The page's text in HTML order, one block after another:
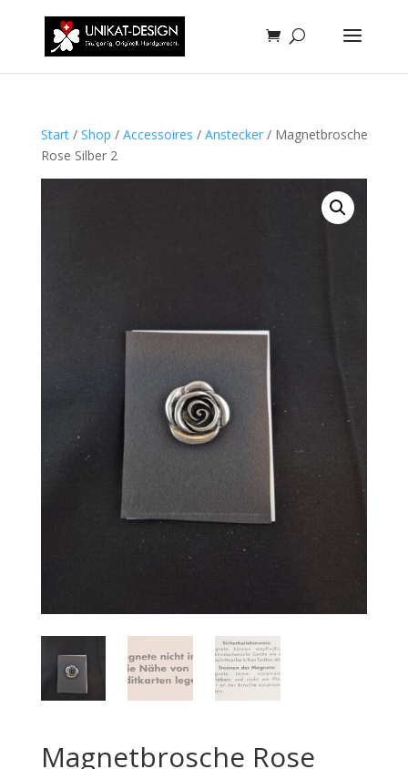
Start/ Shop / Accessoires / Anstecker/ Magnetbrosche
Rose Silber 2
Magnetbrosche Rose